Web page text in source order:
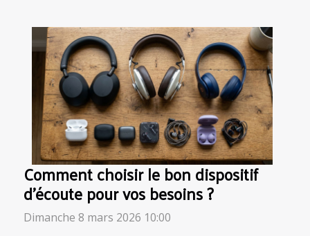
Comment choisir le bon dispositif
d'écoute pour vos besoins ?
Dimanche 8 mars 2026 10:00